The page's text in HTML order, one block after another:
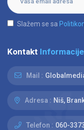
Slažem se sa
Kontakt Informacije
Mail :
Adresa : Niš,
Telefon : 060-